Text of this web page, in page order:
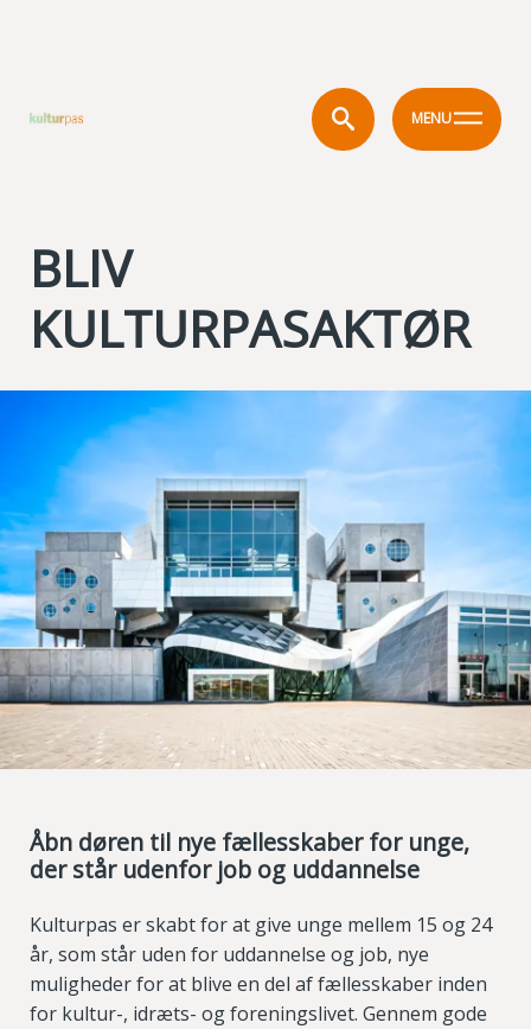
MENU
BLIV
KULTURPASAKTØR
Åbn døren til nye fællesskaberfor unge,
der står udenfor job og uddannelse
Kulturpas er skabt for at give unge mellem 15 og 24
år, som står uden for uddannelse og job, nye
muligheder for at blive en del af fællesskaber inden
for kultur-, idræts- og foreningslivet. Gennem gode